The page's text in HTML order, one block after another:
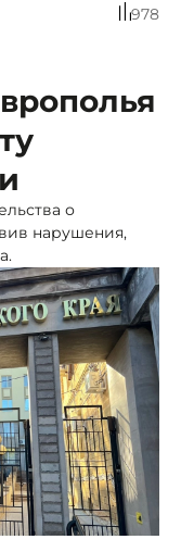
978
о
нарушения,